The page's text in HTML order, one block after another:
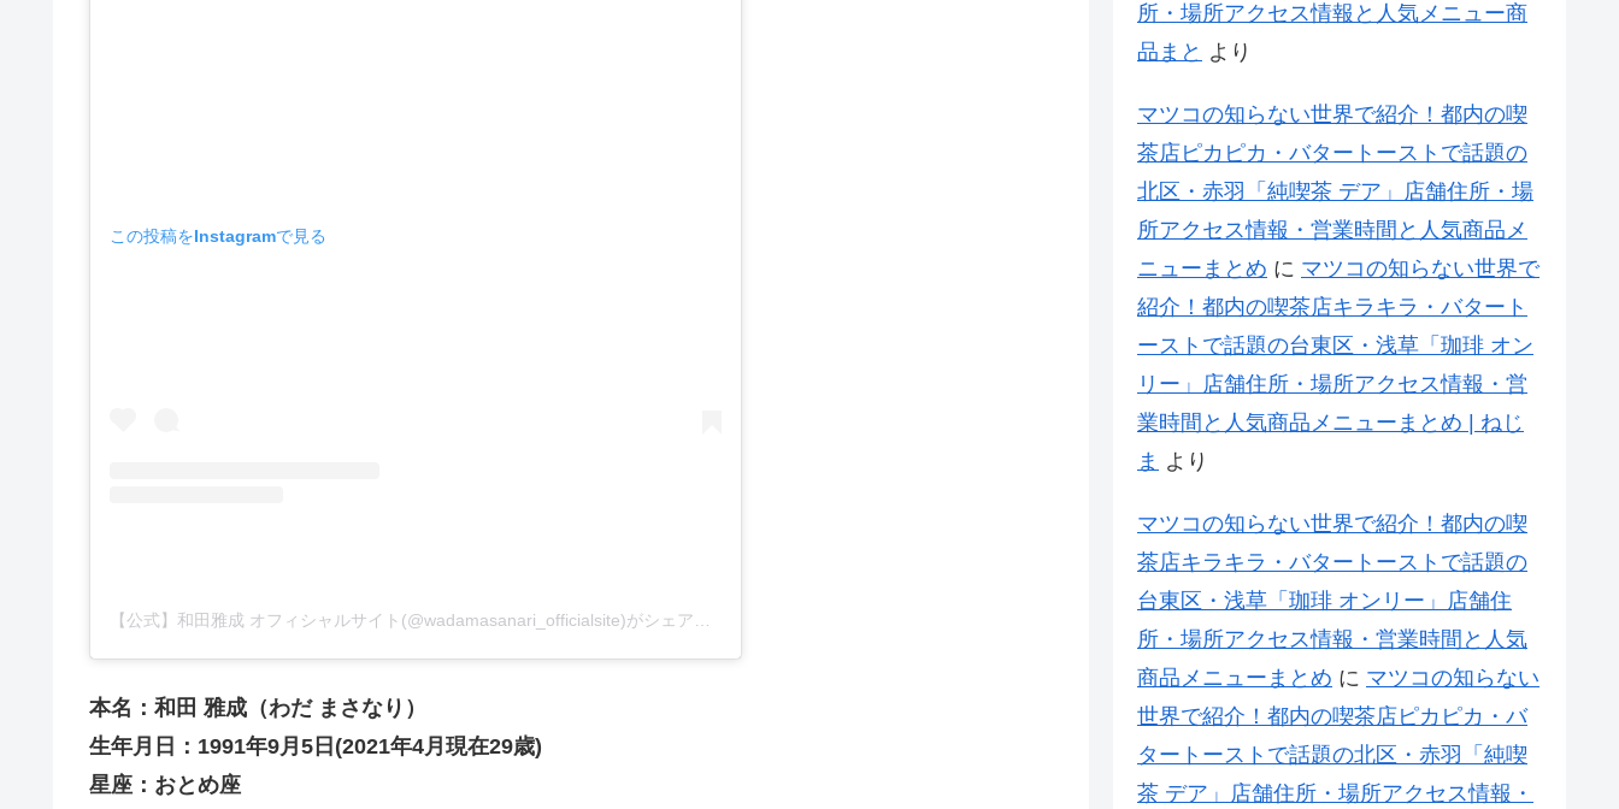
この投稿をInstagramで見る
本名： 和田 雅成 （わだ まさなり）
生年月日：1991年9月5日(2021年4月現在29歳)
星座：おとめ座
所・場所アクセス情報と人気メニュー商
品まと より
マツコの知らない世界で紹介！都内の喫
茶店ピカピカ・バタートーストで話題の
北区・赤羽「純喫茶 デア」店舗住所・場
所アクセス情報・営業時間と人気商品メ
ニューまとめ に マツコの知らない世界で
紹介！都内の喫茶店キラキラ・バタート
ーストで話題の台東区・浅草「珈琲 オン
リー」店舗住所・場所アクセス情報・営
業時間と人気商品メニューまとめ | ねじ
ま より
マツコの知らない世界で紹介！都内の喫
茶店キラキラ・バタートーストで話題の
台東区・浅草「珈琲 オンリー」店舗住
所・場所アクセス情報・営業時間と人気
商品メニューまとめ に マツコの知らない
世界で紹介！都内の喫茶店ピカピカ・バ
タートーストで話題の北区・赤羽「純喫
茶 デア」店舗住所・場所アクセス情報・